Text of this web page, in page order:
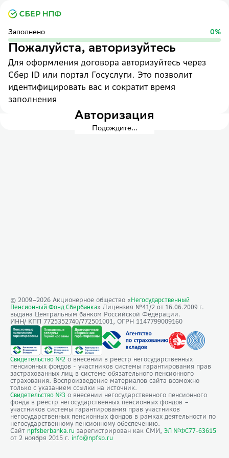
Заполнено 0%
Пожалуйста, авторизуйтесь
Для оформления договора авторизуйтесь через
Сбер ID или портал Госуслуги. Это позволит
идентифицировать вас и сократит время
заполнения
Авторизация
Подождите...
© 2009–2026 Акционерное общество « Негосударственный
Пенсионный Фонд Сбербанка» Лицензия №41/2 от 16.06.2009 г.
выдана Центральным банком Российской Федерации.
ИНН/ КПП 7725352740/772501001, ОГРН 1147799009160
Свидетельство №2 о внесении в реестр негосударственных
пенсионных фондов - участников системы гарантирования прав
застрахованных лиц в системе обязательного пенсионного
страхования. Воспроизведение материалов сайта возможно
только с указанием ссылки на источник.
Свидетельство №3 о внесении негосударственного пенсионного
фонда в реестр негосударственных пенсионных фондов –
участников системы гарантирования прав участников
негосударственных пенсионных фондов в рамках деятельности по
негосударственному пенсионному обеспечению.
Сайт npfsberbanka.ru зарегистрирован как СМИ, ЭЛ №ФС77-63615
от 2 ноября 2015 г. info@npfsb.ru